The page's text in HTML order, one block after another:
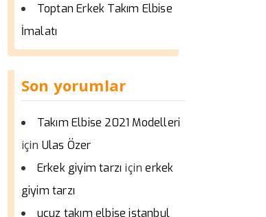
Toptan Erkek Takım Elbise
İmalatı
Son yorumlar
Takım Elbise 2021 Modelleri
için Ulas Özer
Erkek giyim tarzı içinerkek
giyim tarzı
ucuz takım elbise istanbul